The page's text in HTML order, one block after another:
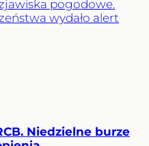
pogodowe.
wydało alert
Niedzielne burze